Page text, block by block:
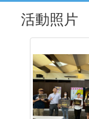
活動照片